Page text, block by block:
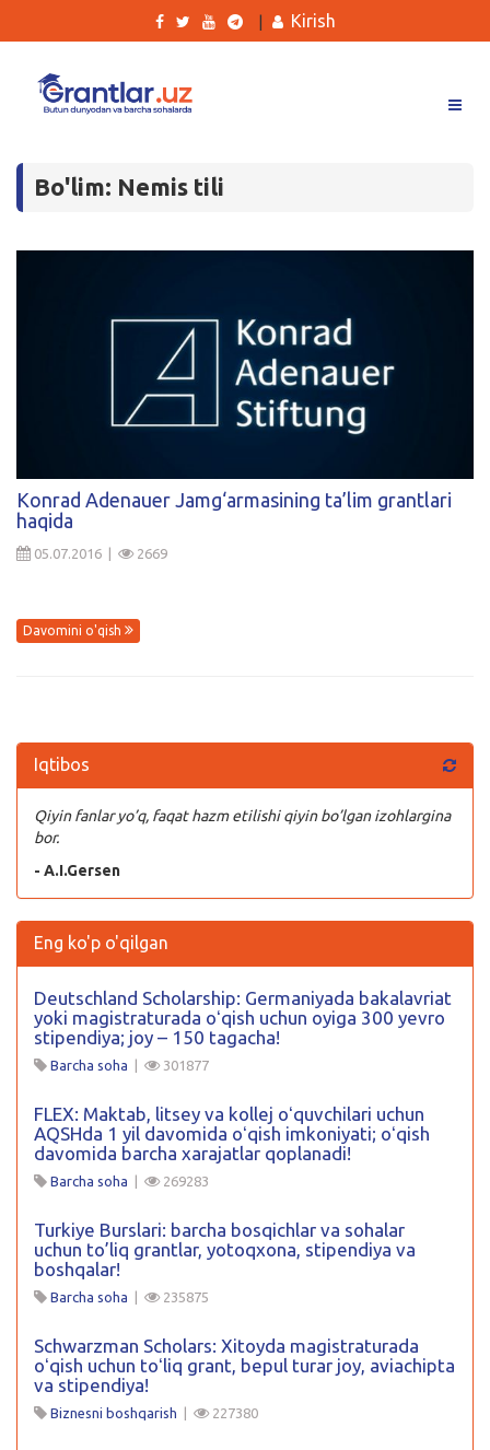
Tanlovlar
Qidirish
Kirish
Kirish
Bo'lim: Nemis tili
Konrad Adenauer Jamg‘armasining ta’lim grantlari
haqida
05.07.2016 | 2669
Davomini o'qish
Iqtibos
Qiyin fanlar yo’q, faqat hazm etilishi qiyin bo’lgan izohlargina
bor.
- A.I.Gersen
Eng ko'p o'qilgan
Deutschland Scholarship: Germaniyada bakalavriat
yoki magistraturada oʻqish uchun oyiga 300 yevro
stipendiya; joy – 150 tagacha!
Barcha soha 301877
FLEX: Maktab, litsey va kollej oʻquvchilari uchun
AQSHda 1 yil davomida oʻqish imkoniyati; oʻqish
davomida barcha xarajatlar qoplanadi!
Barcha soha 269283
Turkiye Burslari: barcha bosqichlar va sohalar
uchun to’liq grantlar, yotoqxona, stipendiya va
boshqalar!
Barcha soha 235875
Schwarzman Scholars: Xitoyda magistraturada
oʻqish uchun toʻliq grant, bepul turar joy, aviachipta
va stipendiya!
Biznesni boshqarish 227380